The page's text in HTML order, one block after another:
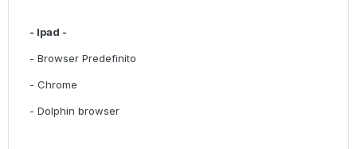
- Ipad -
- Browser Predefinito
- Chrome
- Dolphin browser